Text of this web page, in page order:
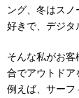
ング、冬はス
好きで、デジタ
そんな私がお客
合でアウトドア
例えば、サーフ